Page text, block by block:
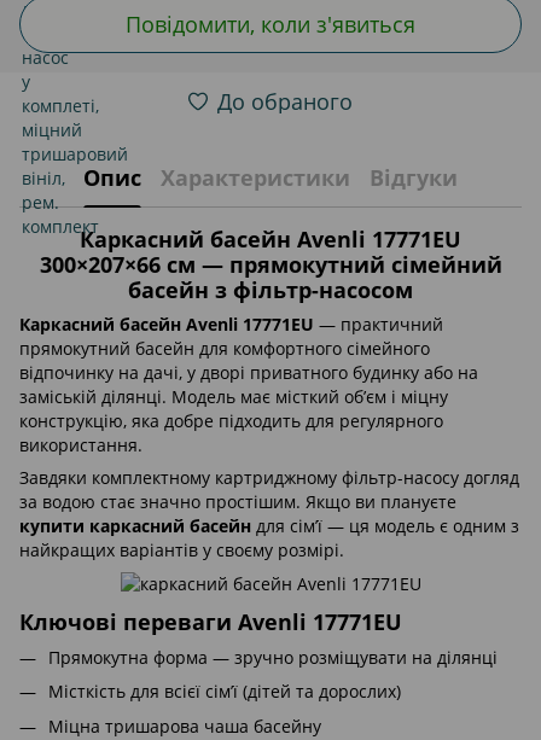
Повідомити, коли з'явиться
До обраного
Опис Характеристики Відгуки
Каркасний басейн Avenli 17771EU
300×207×66 см — прямокутний сімейний
басейн з фільтр-насосом
Каркасний басейн Avenli 17771EU — практичний
прямокутний басейн для комфортного сімейного
відпочинку на дачі, у дворі приватного будинку або на
заміській ділянці. Модель має місткий об’єм і міцну
конструкцію, яка добре підходить для регулярного
використання.
Завдяки комплектному картриджному фільтр-насосу догляд
за водою стає значно простішим. Якщо ви плануєте
купити каркасний басейн для сім’ї — ця модель є одним з
найкращих варіантів у своєму розмірі.
Ключові переваги Avenli 17771EU
Прямокутна форма — зручно розміщувати на ділянці
Місткість для всієї сім’ї (дітей та дорослих)
Міцна тришарова чаша басейну